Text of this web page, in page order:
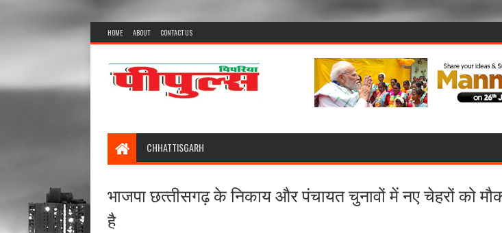
HOME ABOUT CONTACT US
CHHATTISGARH
भाजपा छत्‍तीसगढ़ के निकाय और पंचायत चुनावों में नए चेहरों को
है